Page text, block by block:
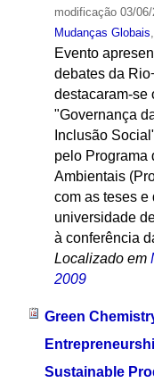
modificação03/06/
Mudanças Globais
Evento
debates da
destacaram-se
"Governança
Inclusão
pelo Programa
Ambientais
com as teses e
universidade
à conferência
Localizado em
2009
Green
Sustainable